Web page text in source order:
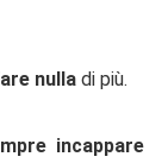
nulla di più.
incappare